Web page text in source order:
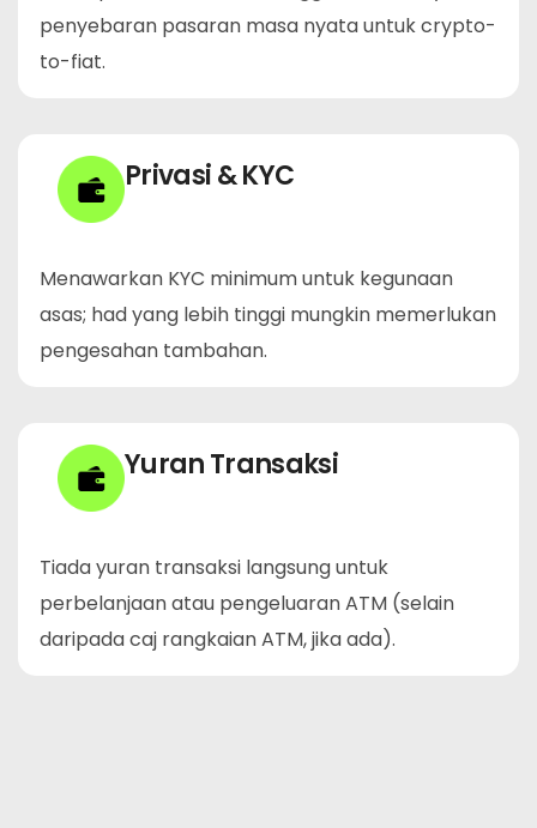
penyebaran pasaran masa nyata untuk crypto-
to-fiat.
Privasi & KYC
Menawarkan KYC minimum untuk kegunaan
asas; had yang lebih tinggi mungkin memerlukan
pengesahan tambahan.
Yuran Transaksi
Tiada yuran transaksi langsung untuk
perbelanjaan atau pengeluaran ATM (selain
daripada caj rangkaian ATM, jika ada).